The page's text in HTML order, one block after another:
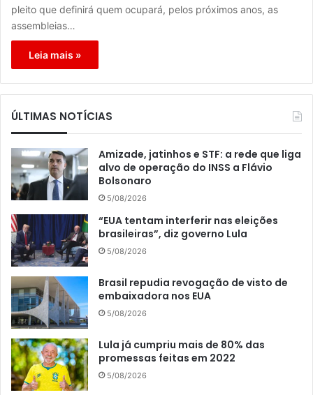
pleito que definirá quem ocupará, pelos próximos anos, as
assembleias…
Leia mais »
ÚLTIMAS NOTÍCIAS
Amizade, jatinhos e STF: a rede que liga
alvo de operação do INSS a Flávio
Bolsonaro
5/08/2026
“EUA tentam interferir nas eleições
brasileiras”, diz governo Lula
5/08/2026
Brasil repudia revogação de visto de
embaixadora nos EUA
5/08/2026
Lula já cumpriu mais de 80% das
promessas feitas em 2022
5/08/2026